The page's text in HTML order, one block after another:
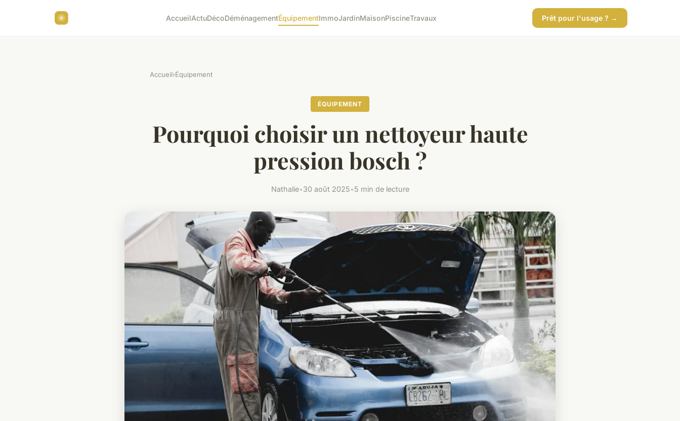
AccueilActuDécoDéménagementÉquipementImmoJardinMaisonPiscineTravaux Prêt pour l'usage ? →
Accueil›Équipement
ÉQUIPEMENT
Pourquoi choisir un nettoyeur haute
pression bosch ?
Nathalie•30 août 2025•5 min de lecture